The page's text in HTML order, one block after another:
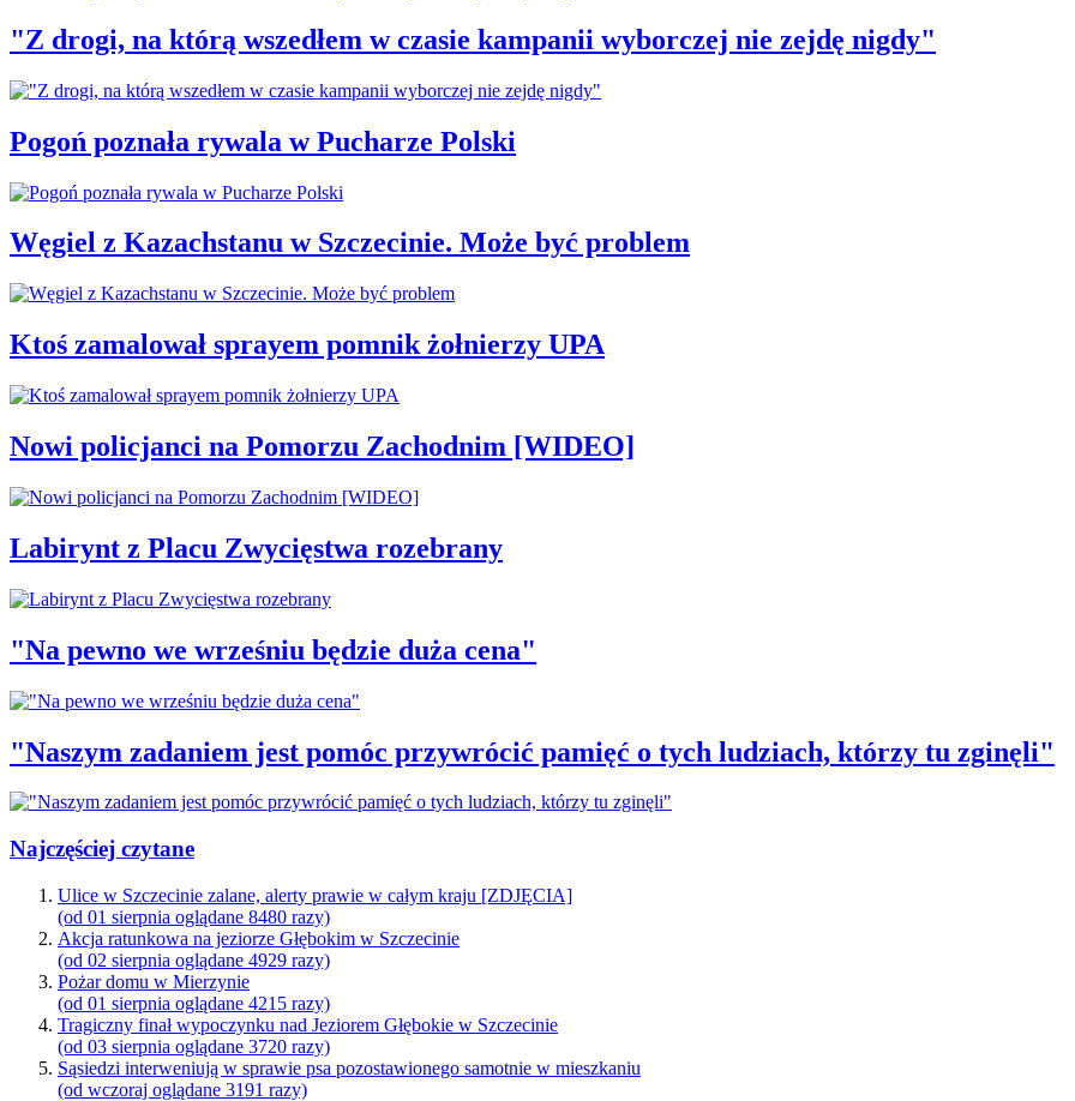
"Z drogi, na którą wszedłem w czasie kampanii wyborczej nie zejdę nigdy"
Pogoń poznała rywala w Pucharze Polski
Węgiel z Kazachstanu w Szczecinie. Może być problem
Ktoś zamalował sprayem pomnik żołnierzy UPA
Nowi policjanci na Pomorzu Zachodnim [WIDEO]
Labirynt z Placu Zwycięstwa rozebrany
"Na pewno we wrześniu będzie duża cena"
"Naszym zadaniem jest pomóc przywrócić pamięć o tych ludziach, którzy tu zginęli"
Najczęściej czytane
Ulice w Szczecinie zalane, alerty prawie w całym kraju [ZDJĘCIA]
(od 01 sierpnia oglądane 8480 razy)
Akcja ratunkowa na jeziorze Głębokim w Szczecinie
(od 02 sierpnia oglądane 4929 razy)
Pożar domu w Mierzynie
(od 01 sierpnia oglądane 4215 razy)
Tragiczny finał wypoczynku nad Jeziorem Głębokie w Szczecinie
(od 03 sierpnia oglądane 3720 razy)
Sąsiedzi interweniują w sprawie psa pozostawionego samotnie w mieszkaniu
(od wczoraj oglądane 3191 razy)